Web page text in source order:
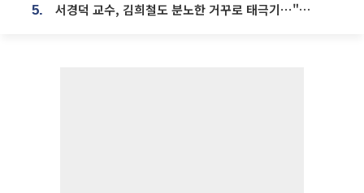
5. 서경덕 교수, 김희철도 분노한 거꾸로 태극기⋯"엉터리는 아냐, 아쉬울 뿐"